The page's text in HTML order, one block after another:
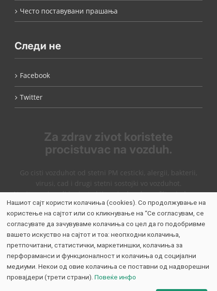
Често поставувани прашања
Следи не
Facebook
Twitter
Za zdrav zivot koristete
procistuvac na vozduh.
Go cisti vozduhot od stetni PM cesticki, alergii, bakterii,
virusi, cad i drugi stetni sostojki vo vozduhot.
Nasite proizvodi korisat aktiven jaglen, hepa filter i plasma
tehnologija koja dejstuva kako jonizator.
Виникс пречистувачи на воздух
WinixMk
Нашиот сајт користи колачиња (cookies). Со продолжување на
користење на сајтот или со кликнување на “Се согласувам, се
согласувате да зачувуваме колачиња со цел да го подобривме
вашето искуство на сајтот и тоа: неопходни колачиња,
претпочитани, статистички, маркетиншки, колачиња за
перфораманси и функционалност и колачиња од социјални
медиуми. Некои од овие колачиња се поставни од надворешни
провајдери (трети страни). Повеќе инфо